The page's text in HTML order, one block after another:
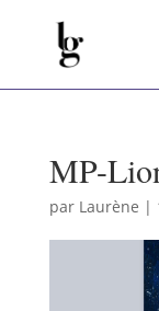
MP-
par Laurène |